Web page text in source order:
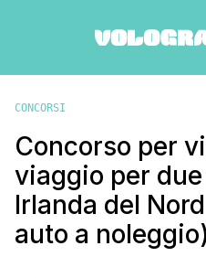
CONCORSI
Concorso per
viaggio per
Irlanda del
auto a noleggio)